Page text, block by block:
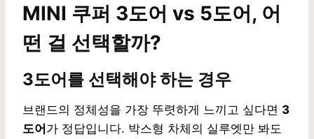
MINI 쿠퍼 3도어 vs 5도어, 어
떤 걸 선택할까?
3도어를 선택해야 하는 경우
브랜드의 정체성을 가장 뚜렷하게 느끼고 싶다면 3
도어가 정답입니다. 박스형 차체의 실루엣만 봐도